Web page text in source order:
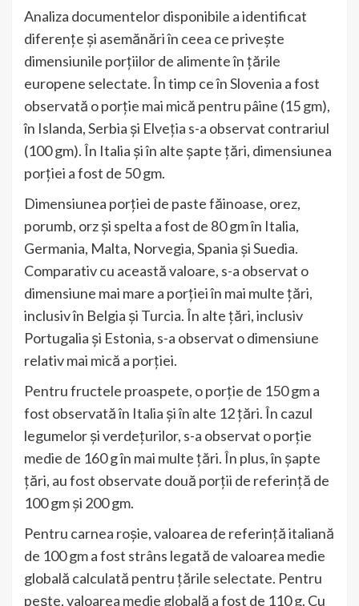
Analiza documentelor disponibile a identificat
diferențe și asemănări în ceea ce privește
dimensiunile porțiilor de alimente în țările
europene selectate. În timp ce în Slovenia a fost
observată o porție mai mică pentru pâine (15 gm),
în Islanda, Serbia și Elveția s-a observat contrariul
(100 gm). În Italia și în alte șapte țări, dimensiunea
porției a fost de 50 gm.
Dimensiunea porției de paste făinoase, orez,
porumb, orz și spelta a fost de 80 gm în Italia,
Germania, Malta, Norvegia, Spania și Suedia.
Comparativ cu această valoare, s-a observat o
dimensiune mai mare a porției în mai multe țări,
inclusiv în Belgia și Turcia. În alte țări, inclusiv
Portugalia și Estonia, s-a observat o dimensiune
relativ mai mică a porției.
Pentru fructele proaspete, o porție de 150 gm a
fost observată în Italia și în alte 12 țări. În cazul
legumelor și verdețurilor, s-a observat o porție
medie de 160 g în mai multe țări. În plus, în șapte
țări, au fost observate două porții de referință de
100 gm și 200 gm.
Pentru carnea roșie, valoarea de referință italiană
de 100 gm a fost strâns legată de valoarea medie
globală calculată pentru țările selectate. Pentru
pește, valoarea medie globală a fost de 110 g. Cu